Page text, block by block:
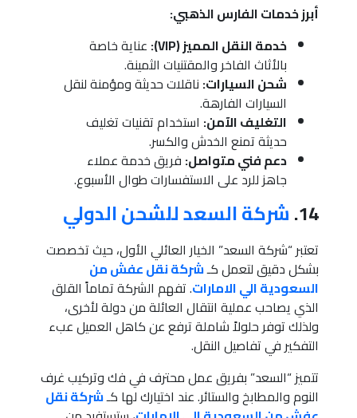
أبرز خدمات الفارس الذهبي:
خدمة النقل المميز (VIP):
عناية خاصة
بالأثاث الفاخر والمقتنيات الثمينة.
شحن السيارات: ناقلات حديثة ومؤمنة لنقل
السيارات الفارهة.
التغليف الآمن: استخدام تقنيات تغليف
حديثة تمنع الخدش والكسر.
دعم فني متواصل: فريق خدمة عملاء
جاهز للرد على الاستفسارات طوال الأسبوع.
14. شركة السعد للشحن الدولي
تعتبر “شركة السعد” الخيار العائلي الأول، حيث تخصصت
بشكل دقيق لتعمل كـشركة نقل عفش من
السعودية الي الامارات. تفهم الشركة تماماً القلق
الذي يصاحب عملية انتقال العائلة من دولة لأخرى،
ولذلك توفر حلولاً شاملة ترفع عن كاهل العميل عبء
التفكير في تفاصيل النقل.
تتميز “السعد” بفريق عمل محترف في فك وتركيب غرف
النوم والمطابخ والستائر. عند اختيارك لها كـشركة نقل